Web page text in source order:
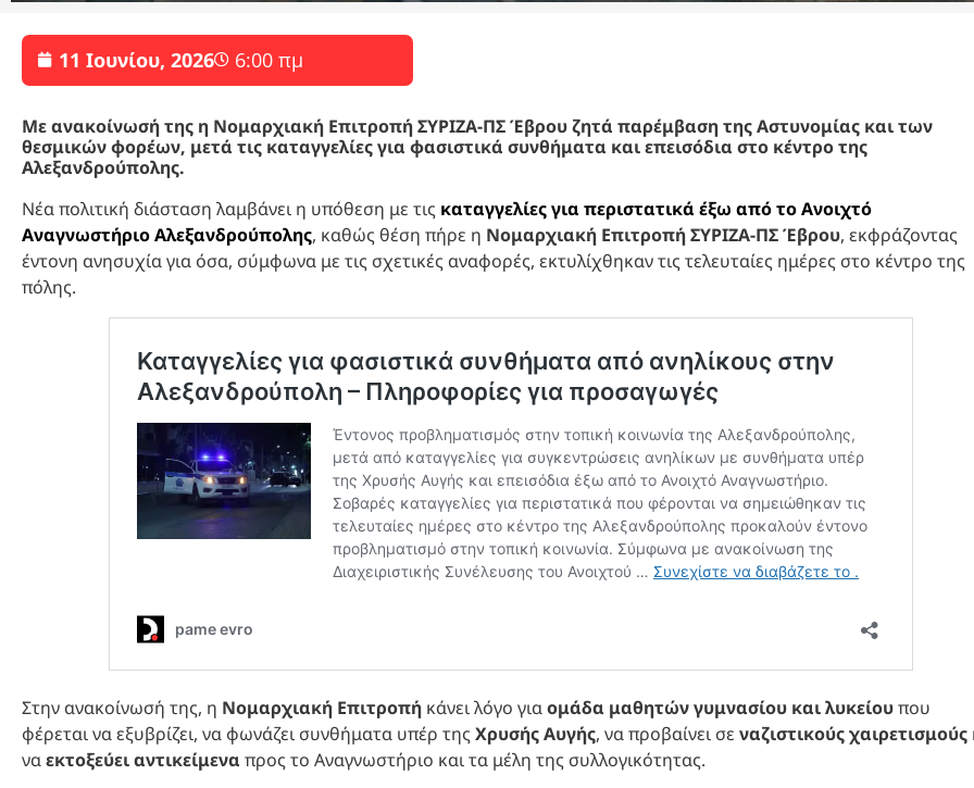
11 Ιουνίου, 2026 6:00 πμ
Με ανακοίνωσή της η Νομαρχιακή Επιτροπή ΣΥΡΙΖΑ-ΠΣ Έβρου ζητά παρέμβαση της Αστυνομίας και των
θεσμικών φορέων, μετά τις καταγγελίες για φασιστικά συνθήματα και επεισόδια στο κέντρο της
Αλεξανδρούπολης.
Νέα πολιτική διάσταση λαμβάνει η υπόθεση με τις καταγγελίες για περιστατικά έξω από το Ανοιχτό
Αναγνωστήριο Αλεξανδρούπολης, καθώς θέση πήρε η Νομαρχιακή Επιτροπή ΣΥΡΙΖΑ-ΠΣ Έβρου, εκφράζοντας
έντονη ανησυχία για όσα, σύμφωνα με τις σχετικές αναφορές, εκτυλίχθηκαν τις τελευταίες ημέρες στο κέντρο της
πόλης.
Στην ανακοίνωσή της, η Νομαρχιακή Επιτροπή κάνει λόγο γιαομάδα μαθητών γυμνασίου και λυκείουπου
φέρεται να εξυβρίζει, να φωνάζει συνθήματα υπέρ της Χρυσής Αυγής, να προβαίνει σε ναζιστικούς χαιρετισμούς
ναεκτοξεύει αντικείμενα προς το Αναγνωστήριο και τα μέλη της συλλογικότητας.